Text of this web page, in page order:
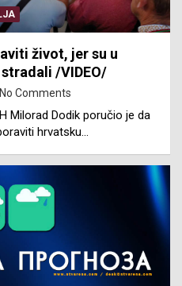
život, jer su u
/VIDEO/
No Comments
Milorad Dodik poručio je da
hrvatsku…